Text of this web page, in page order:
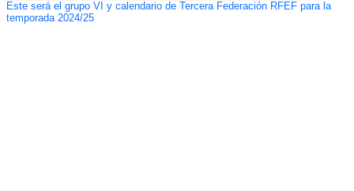
Este será el grupo VI y calendario de Tercera Federación RFEF para la
temporada 2024/25